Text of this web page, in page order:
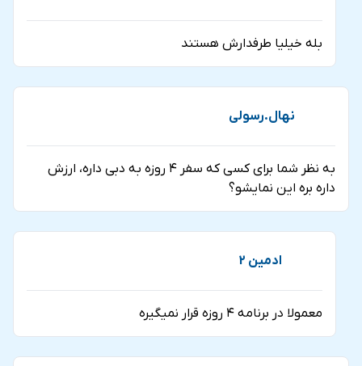
بله خیلیا طرفدارش هستند
نهال.رسولی
به نظر شما برای کسی که سفر ۴ روزه به دبی داره، ارزش
داره بره این نمایشو؟
ادمین 2
معمولا در برنامه ۴ روزه قرار نمیگیره